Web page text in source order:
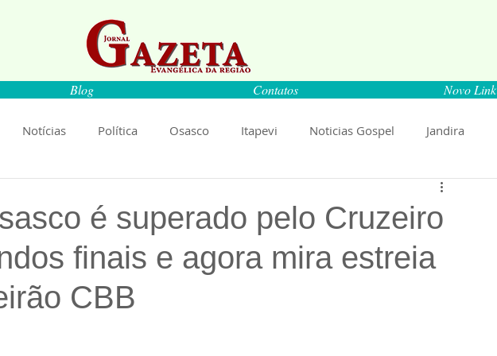
Blog Contatos Novo Link
Notícias Política Osasco Itapevi Noticias Gospel Jandira
Espaço Parlamentar
Ciência Saúde Educação Livro Anuncio 2018
é superado pelo Cruzeiro
finais e agora mira estreia
CBB
5 estrelas.